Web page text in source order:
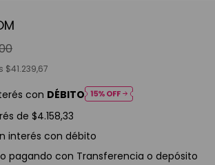
$41.239,67
con DÉBITO
de $4.158,33
interés con débito
pagando con Transferencia o depósito